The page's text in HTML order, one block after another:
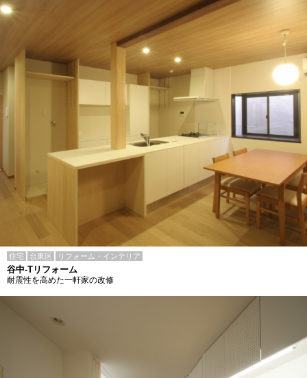
住宅 台東区 リフォーム・インテリア
谷中-Tリフォーム
耐震性を高めた一軒家の改修